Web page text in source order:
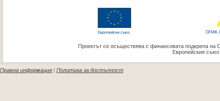
Проектът се осъществява с финансовата подкрепа на
Европейския
Правна информация | Политика за достъпност